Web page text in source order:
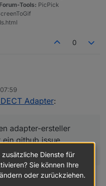
Forum-Tools: PicPick
0
den adapter-ersteller
ein github issue
evtl etwas mehr zu wissen
Adapter:
adapter-ersteller
github issue
vielleicht auch andere
Dienste für
Sie können Ihre
oder zurückziehen.